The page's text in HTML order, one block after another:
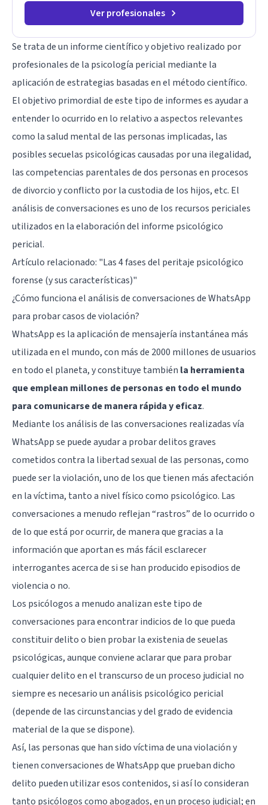
Ver profesionales
Se trata de un informe científico y objetivo realizado por
profesionales de la psicología pericial mediante la
aplicación de estrategias basadas en el método científico.
El objetivo primordial de este tipo de informes es ayudar a
entender lo ocurrido en lo relativo a aspectos relevantes
como la salud mental de las personas implicadas, las
posibles secuelas psicológicas causadas por una ilegalidad,
las competencias parentales de dos personas en procesos
de divorcio y conflicto por la custodia de los hijos, etc. El
análisis de conversaciones es uno de los recursos periciales
utilizados en la elaboración del informe psicológico
pericial.
Artículo relacionado: "Las 4 fases del peritaje psicológico
forense (y sus características)"
¿Cómo funciona el análisis de conversaciones de WhatsApp
para probar casos de violación?
WhatsApp es la aplicación de mensajería instantánea más
utilizada en el mundo, con más de 2000 millones de usuarios
en todo el planeta, y constituye también la herramienta
que emplean millones de personas en todo el mundo
para comunicarse de manera rápida y eficaz.
Mediante los análisis de las conversaciones realizadas vía
WhatsApp se puede ayudar a probar delitos graves
cometidos contra la libertad sexual de las personas, como
puede ser la violación, uno de los que tienen más afectación
en la víctima, tanto a nivel físico como psicológico. Las
conversaciones a menudo reflejan “rastros” de lo ocurrido o
de lo que está por ocurrir, de manera que gracias a la
información que aportan es más fácil esclarecer
interrogantes acerca de si se han producido episodios de
violencia o no.
Los psicólogos a menudo analizan este tipo de
conversaciones para encontrar indicios de lo que pueda
constituir delito o bien probar la existenia de seuelas
psicológicas, aunque conviene aclarar que para probar
cualquier delito en el transcurso de un proceso judicial no
siempre es necesario un análisis psicológico pericial
(depende de las circunstancias y del grado de evidencia
material de la que se dispone).
Así, las personas que han sido víctima de una violación y
tienen conversaciones de WhatsApp que prueban dicho
delito pueden utilizar esos contenidos, si así lo consideran
tanto psicólogos como abogados, en un proceso judicial; en